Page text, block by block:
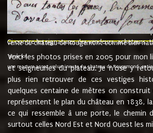
de la Velliere tout ainsi et comme le dit
présent......"
suivent les rentes, donation des terriers, etc...
Ci contre les signatures des vendeurs, acheteurs,
vente du château de Rougemont comme bien
"3ème lot
une mazure assez volumineuse du chateau de Rougemond,
Voici les photos prises en 2005 pour mon
et seigneuries du plateau. Je n'ose y
plus rien retrouver de ces vestiges
quelques centaine de mètres on
représentent le plan du château en 1838,
ce qui ressemble à une porte, le chemin
surtout celles Nord Est et Nord Ouest les